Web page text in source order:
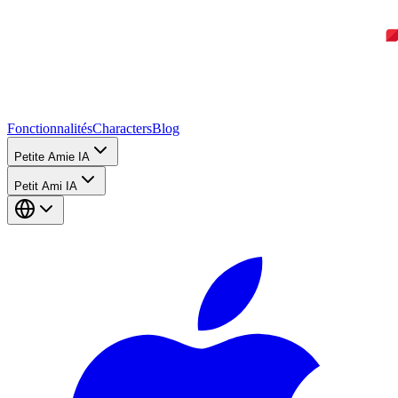
FonctionnalitésCharactersBlog
Petite Amie IA
Petit Ami IA